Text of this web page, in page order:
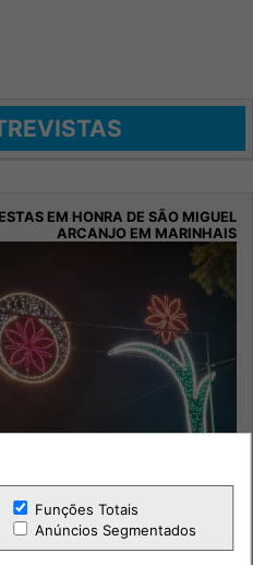
Funções Totais
Anúncios Segmentados